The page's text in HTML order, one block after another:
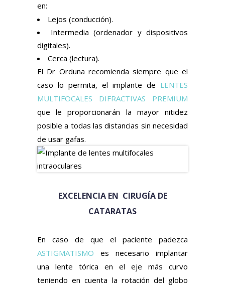
en:
Lejos (conducción).
Intermedia (ordenador y dispositivos
digitales).
Cerca (lectura).
El Dr Orduna recomienda siempre que el
caso lo permita, el implante de LENTES
MULTIFOCALES DIFRACTIVAS PREMIUM
que le proporcionarán la mayor nitidez
posible a todas las distancias sin necesidad
de usar gafas.
EXCELENCIA EN CIRUGÍA DE
CATARATAS
En caso de que el paciente padezca
ASTIGMATISMO es necesario implantar
una lente tórica en el eje más curvo
teniendo en cuenta la rotación del globo